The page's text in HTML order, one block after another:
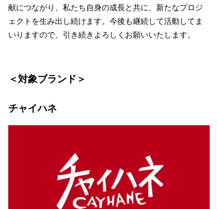
献につながり、私たち自身の成長と共に、新たなプロジ
ェクトを生み出し続けます。今後も継続して活動してま
いりますので、引き続きよろしくお願いいたします。
＜対象ブランド＞
チャイハネ